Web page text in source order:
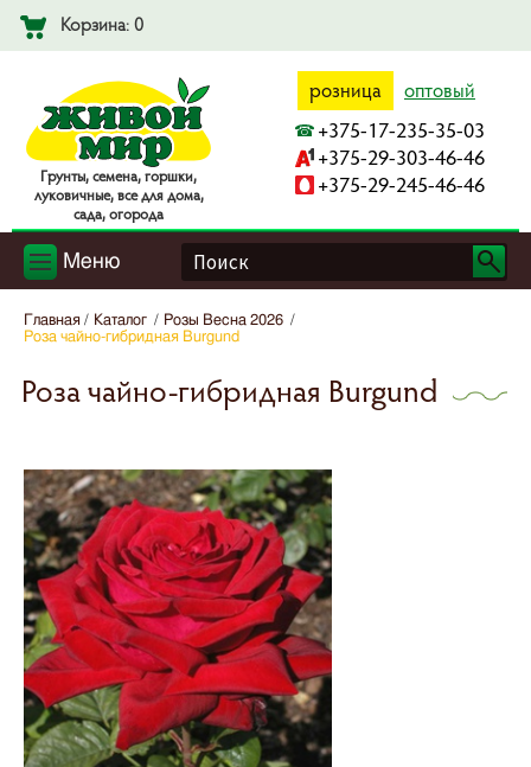
Корзина: 0
Гpyнты, ceмeнa, гopшки,
лyкoвичныe, вce для дoмa,
caдa, oгopoдa
розница оптовый
+375-17-235-35-03
+375-29-303-46-46
+375-29-245-46-46
Меню
Главная Каталог
Розы Весна 2026
Роза чайно-гибридная Burgund
Роза чайно-гибридная Burgund